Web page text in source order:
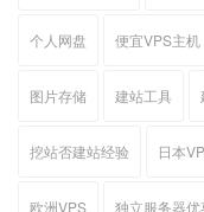
个人网盘 便宜VPS主机
图片存储 建站工具
挖站否建站经验 日本
欧洲VPS 独立服务器优